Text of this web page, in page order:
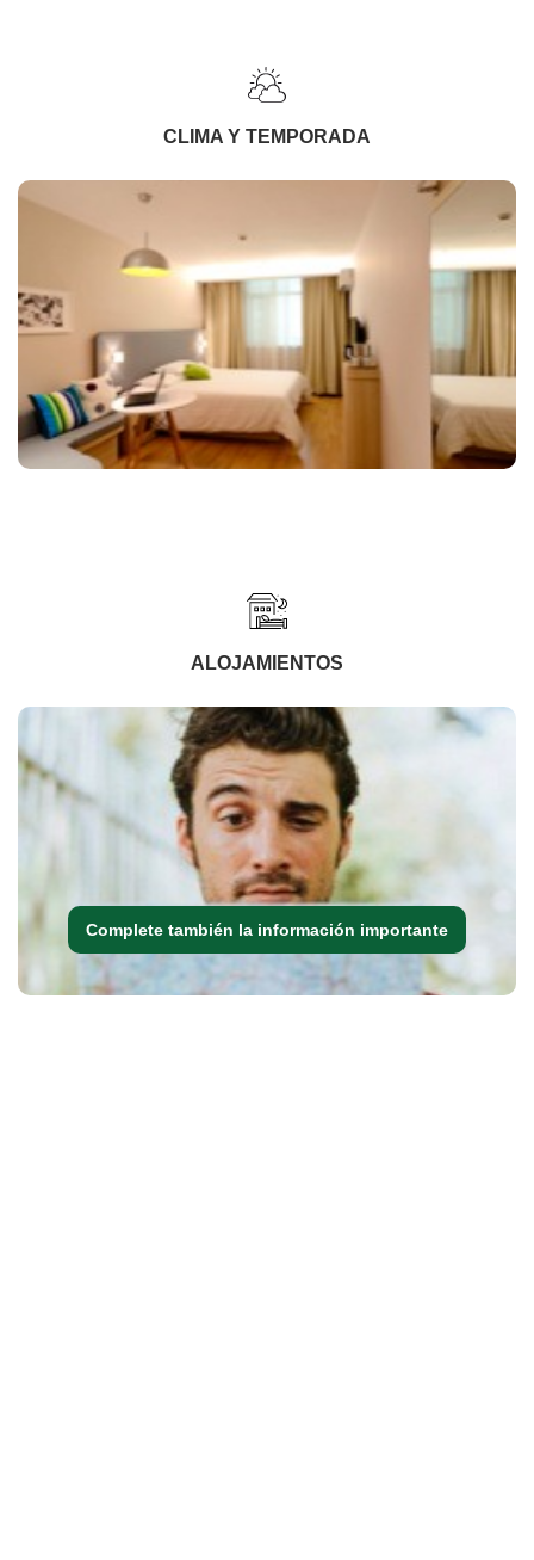
CLIMA Y TEMPORADA
ALOJAMIENTOS
Complete también la información importante